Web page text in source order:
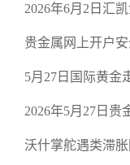
2026年6月2日汇
空头清算算法如
贵金属网上开户
恶意洗盘陷阱
5月27日国际黄金
规黄金平台全方
2026年5月27日贵
正规贵金属开户
沃什掌舵遇类滞